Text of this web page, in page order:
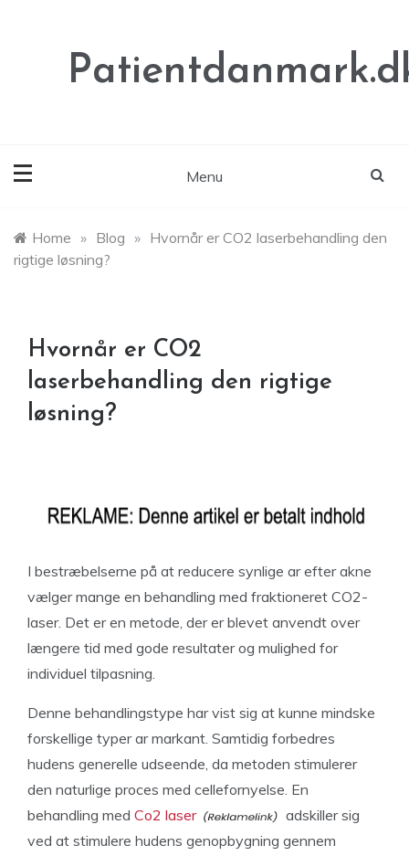
Menu
Home » Blog » Hvornår er CO2 laserbehandling den
rigtige løsning?
Hvornår er CO2
laserbehandling den rigtige
løsning?
I bestræbelserne på at reducere synlige ar efter akne
vælger mange en behandling med fraktioneret CO2-
laser. Det er en metode, der er blevet anvendt over
længere tid med gode resultater og mulighed for
individuel tilpasning.
Denne behandlingstype har vist sig at kunne mindske
forskellige typer ar markant. Samtidig forbedres
hudens generelle udseende, da metoden stimulerer
den naturlige proces med cellefornyelse. En
behandling med Co2 laser
adskiller sig
ved at stimulere hudens genopbygning gennem